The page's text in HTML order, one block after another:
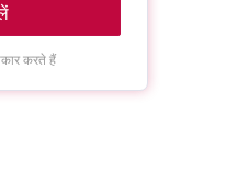
करते हैं